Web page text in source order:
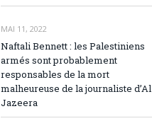
MAI 11, 2022
Naftali Bennett : les Palestiniens
armés sont probablement
responsables de la mort
malheureuse de la journaliste d’Al
Jazeera